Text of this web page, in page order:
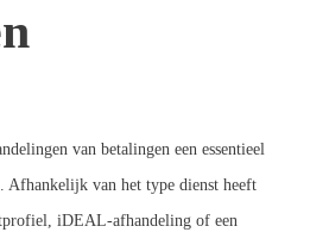
van betalingen een essentieel
Afhankelijk van het type dienst heeft
iDEAL-afhandeling of een